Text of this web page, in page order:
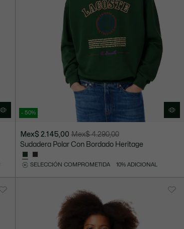
- 50%
Mex$ 2.145,00
Precio
del
descuento:
Mex$
Mex$ 4.290,00
Precio
antes
del
descuento:
Sudadera Polar Con Bordado Heritage
SELECCIÓN COMPROMETIDA 10% ADICIONAL